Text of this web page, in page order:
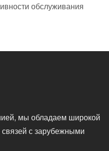
обслуживания
мы обладаем широкой
с зарубежными